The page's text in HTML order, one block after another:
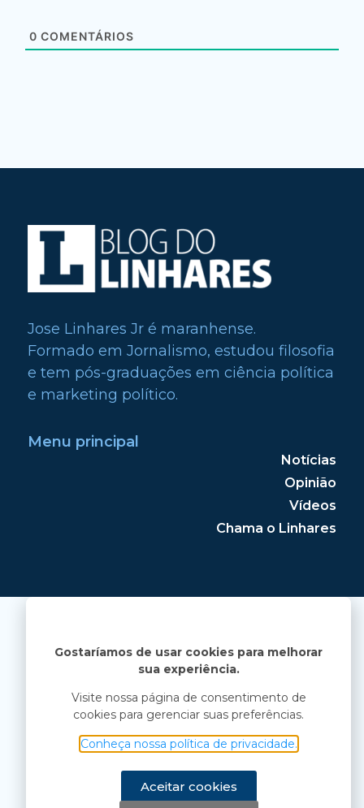
0 COMENTÁRIOS
Jose Linhares Jr é maranhense.
Formado em Jornalismo, estudou filosofia
e tem pós-graduações em ciência política
e marketing político.
Menu principal
Notícias
Opinião
Vídeos
Chama o Linhares
Gostaríamos de usar cookies para melhorar
sua experiência.
Visite nossa página de consentimento de
cookies para gerenciar suas preferências.
Conheça nossa política de privacidade.
Aceitar cookies